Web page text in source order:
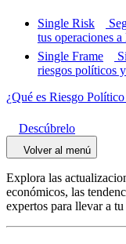
Single Risk
tus operaciones
Single Frame
riesgos políticos
¿Qué es Riesgo
Descúbrelo
Volver al menú
Explora las
económicos, las
expertos para llevar a